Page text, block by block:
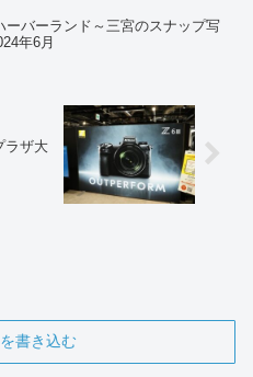
ーバーランド～三宮のスナップ写
年6月
ラザ大
書き込む